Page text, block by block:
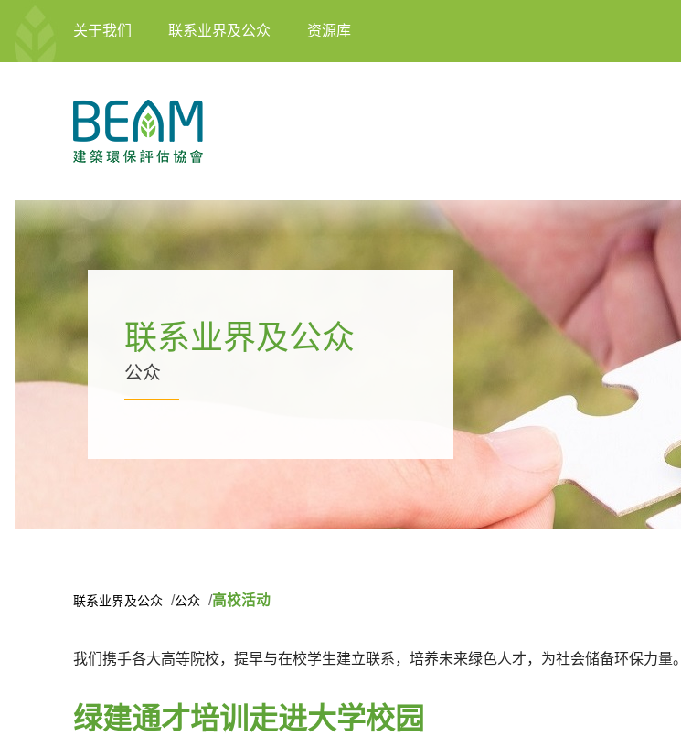
关于我们 联系业界及公众 资源库
联系业界及公众
公众
联系业界及公众 公众 高校活动
我们携手各大高等院校，提早与在校学生建立联系，培养未来绿色人才，为社会储备环保力量。
绿建通才培训走进大学校园